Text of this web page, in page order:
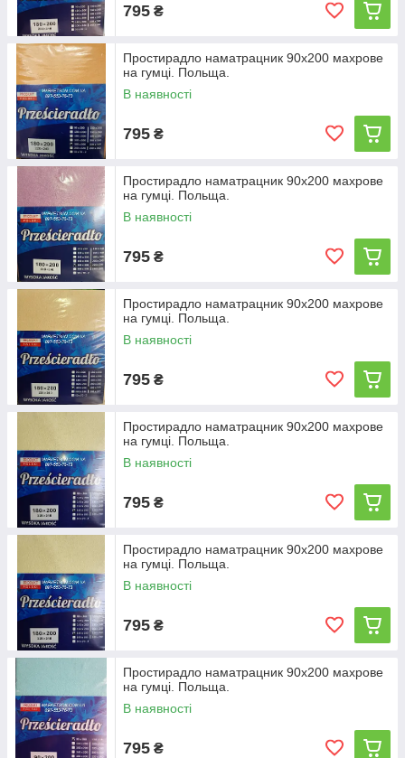
795 ₴
Простирадло наматрацник 90х200 махрове
на гумці. Польща.
В наявності
795 ₴
Простирадло наматрацник 90х200 махрове
на гумці. Польща.
В наявності
795 ₴
Простирадло наматрацник 90х200 махрове
на гумці. Польща.
В наявності
795 ₴
Простирадло наматрацник 90х200 махрове
на гумці. Польща.
В наявності
795 ₴
Простирадло наматрацник 90х200 махрове
на гумці. Польща.
В наявності
795 ₴
Простирадло наматрацник 90х200 махрове
на гумці. Польща.
В наявності
795 ₴